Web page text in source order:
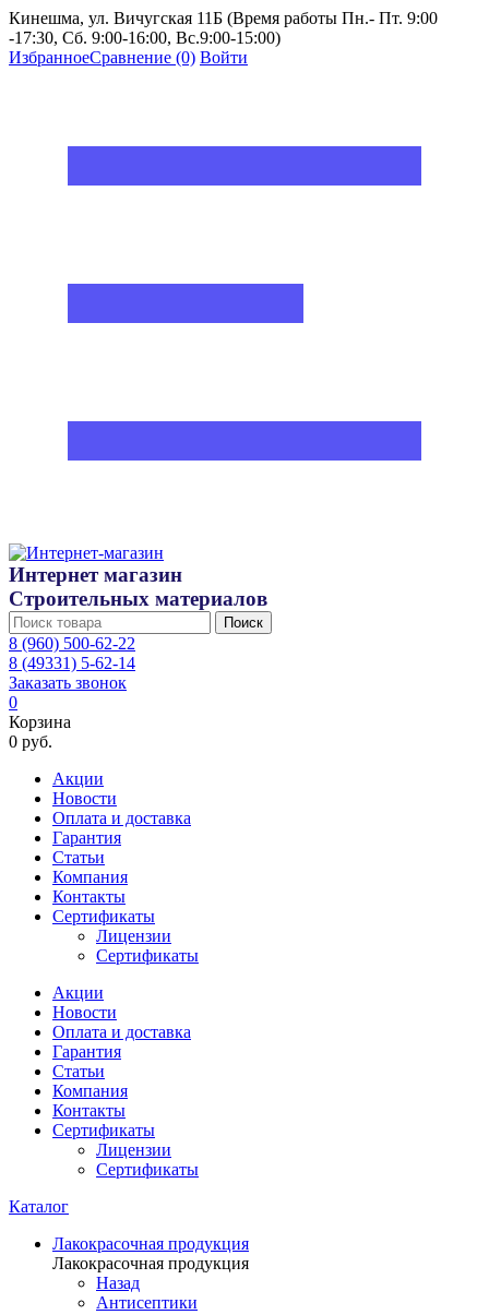
Кинешма, ул. Вичугская 11Б (Время работы Пн.- Пт. 9:00
-17:30, Сб. 9:00-16:00, Вс.9:00-15:00)
ИзбранноеСравнение (0) Войти
Интернет магазин
Строительных материалов
Поиск
8 (960) 500-62-22
8 (49331) 5-62-14
Заказать звонок
0
Корзина
0 руб.
Акции
Новости
Оплата и доставка
Гарантия
Статьи
Компания
Контакты
Сертификаты
Лицензии
Сертификаты
Акции
Новости
Оплата и доставка
Гарантия
Статьи
Компания
Контакты
Сертификаты
Лицензии
Сертификаты
Каталог
Лакокрасочная продукция
Лакокрасочная продукция
Назад
Антисептики